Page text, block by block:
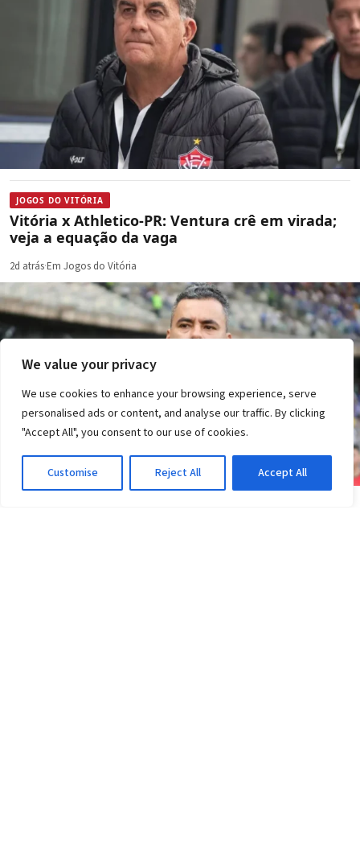
We value your privacy
We use cookies to enhance your browsing experience, serve
personalised ads or content, and analyse our traffic. By clicking
"Accept All", you consent to our use of cookies.
Customise Reject All Accept All
JOGOS DO VITÓRIA
Vitória x Athletico-PR: Ventura crê em virada;
veja a equação da vaga
2d atrás·Em Jogos do Vitória